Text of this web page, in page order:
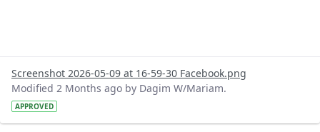
Screenshot 2026-05-09 at 16-59-30 Facebook.png
Modified 2 Months ago by Dagim W/Mariam.
APPROVED